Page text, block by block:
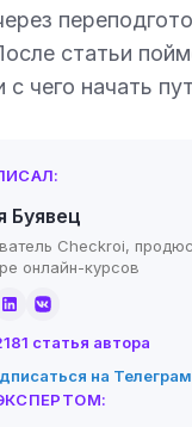
статьи
чего начать
Буявец
Checkroi,
онлайн-курсов
статья автора
на